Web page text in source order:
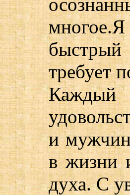
многое.Я
требует
и
в жизни
духа. С